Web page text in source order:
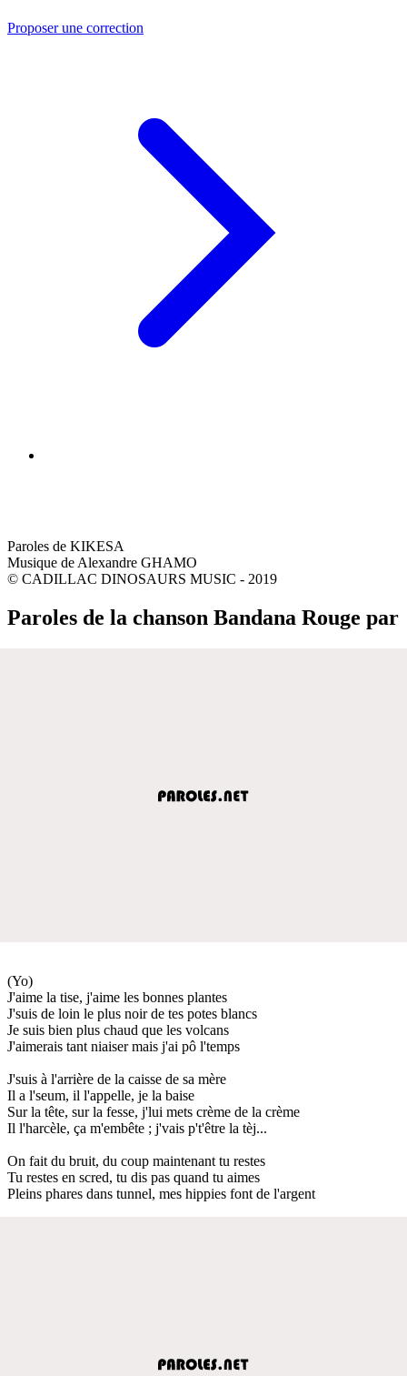
Proposer une correction
Paroles de KIKESA
Musique de Alexandre GHAMO
© CADILLAC DINOSAURS MUSIC - 2019
Paroles de la chanson Bandana Rouge par
(Yo)
J'aime la tise, j'aime les bonnes plantes
J'suis de loin le plus noir de tes potes blancs
Je suis bien plus chaud que les volcans
J'aimerais tant niaiser mais j'ai pô l'temps
J'suis à l'arrière de la caisse de sa mère
Il a l'seum, il l'appelle, je la baise
Sur la tête, sur la fesse, j'lui mets crème de la crème
Il l'harcèle, ça m'embête ; j'vais p't'être la tèj...
On fait du bruit, du coup maintenant tu restes
Tu restes en scred, tu dis pas quand tu aimes
Pleins phares dans tunnel, mes hippies font de l'argent